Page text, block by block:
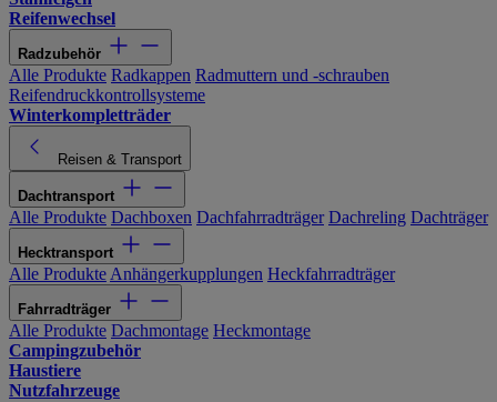
Reifenwechsel
Radzubehör
Alle Produkte Radkappen Radmuttern und -schrauben
Reifendruckkontrollsysteme
Winterkompletträder
Reisen & Transport
Dachtransport
Alle Produkte Dachboxen Dachfahrradträger Dachreling Dachträger
Hecktransport
Alle Produkte Anhängerkupplungen Heckfahrradträger
Fahrradträger
Alle Produkte Dachmontage Heckmontage
Campingzubehör
Haustiere
Nutzfahrzeuge